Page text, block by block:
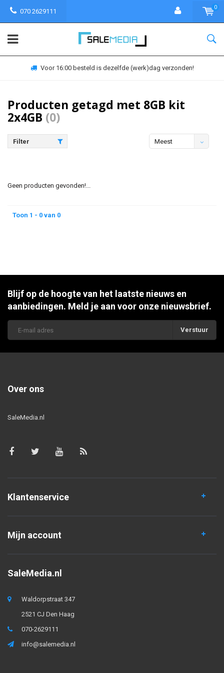
070 2629111
0
Voor 16:00 besteld is dezelfde (werk)dag verzonden!
Producten getagd met 8GB kit
2x4GB (0)
Filter
Meest
Geen producten gevonden!...
Toon 1 - 0 van 0
Blijf op de hoogte van het laatste nieuws en
aanbiedingen. Meld je aan voor onze nieuwsbrief.
Verstuur
Over ons
SaleMedia.nl
Klantenservice
Mijn account
SaleMedia.nl
Waldorpstraat 347
2521 CJ Den Haag
070-2629111
info@salemedia.nl